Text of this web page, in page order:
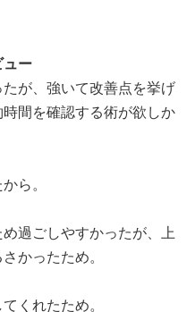
ュー
が、強いて改善点を挙げ
間を確認する術が欲しか
ら。
過ごしやすかったが、上
かったため。
くれたため。